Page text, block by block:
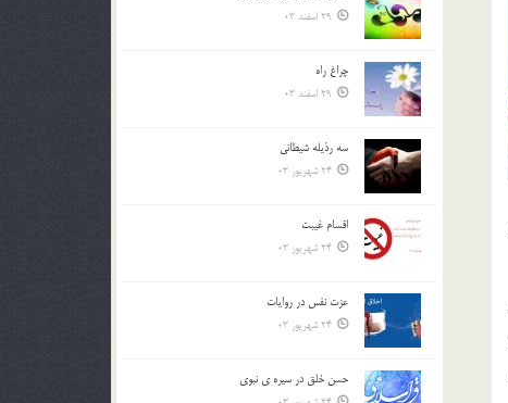
29 اسفند 03
چراغ راه
29 اسفند 03
سه رذیله شیطانی
24 شهریور 03
اقسام غيبت
24 شهریور 03
عزت نفس در روايات
24 شهریور 03
حسن خلق در سيره ي نبوي